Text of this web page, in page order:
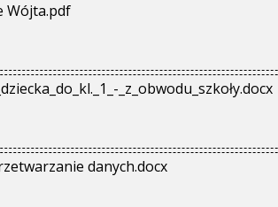
Wójta.pdf
_z_obwodu_szkoły.docx
danych.docx